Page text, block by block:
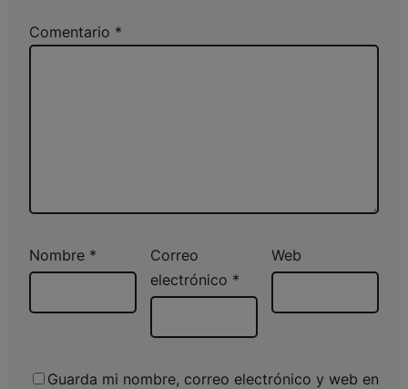
Comentario *
Nombre *
Correo
electrónico *
Web
Guarda mi nombre, correo electrónico y web en